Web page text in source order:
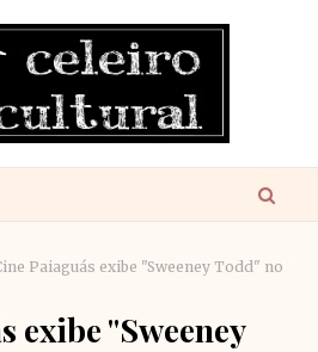
Paiaguás exibe "Sweeney Todd" no
exibe "Sweeney